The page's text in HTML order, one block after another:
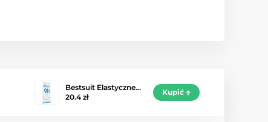
Bestsuit Elastyczne…
20.4 zł
Kupić